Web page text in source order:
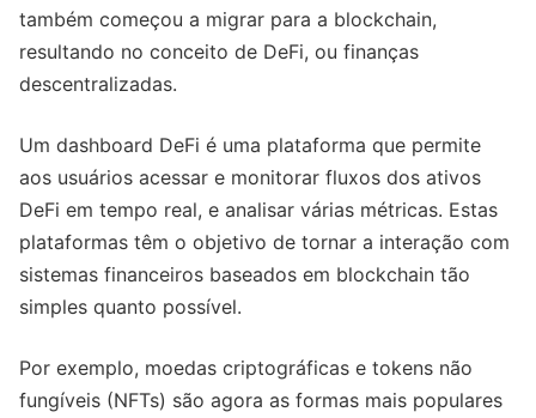
também começou a migrar para a blockchain,
resultando no conceito de DeFi, ou finanças
descentralizadas.
Um dashboard DeFi é uma plataforma que permite
aos usuários acessar e monitorar fluxos dos ativos
DeFi em tempo real, e analisar várias métricas. Estas
plataformas têm o objetivo de tornar a interação com
sistemas financeiros baseados em blockchain tão
simples quanto possível.
Por exemplo, moedas criptográficas e tokens não
fungíveis (NFTs) são agora as formas mais populares